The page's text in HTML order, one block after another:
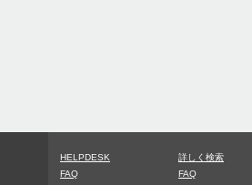
HELPDESK
FAQ
詳しく検索
FAQ